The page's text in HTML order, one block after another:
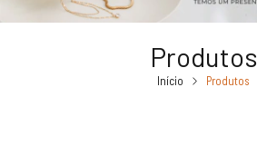
Produtos
Início Produtos